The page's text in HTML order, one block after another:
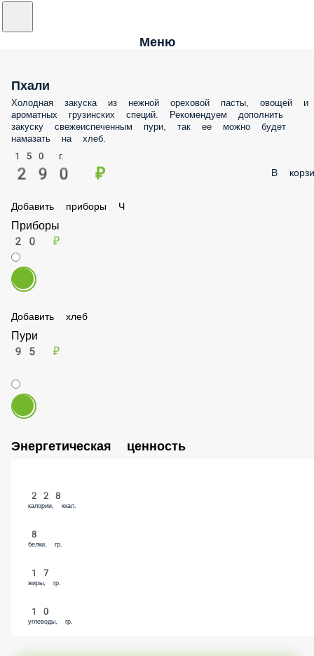
Меню
Пхали
Холодная закуска из нежной ореховой пасты, овощей и ароматных
грузинских специй. Рекомендуем дополнить закуску
свежеиспеченным пури, так ее можно будет намазать на хлеб.
150 г.
290 ₽
Приборы
20 ₽
Добавить хлеб
Пури
95 ₽
Энергетическая ценность
228
калории, ккал.
8
белки, гр.
17
жиры, гр.
10
углеводы, гр.